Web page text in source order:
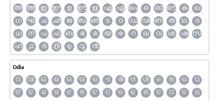
അ ആ ഇ ഈ ഉ ഊ ഋ എ ഏ ഐ ഒ ഓ ഔ ക
ഖ
ഗ
ഘ ച ഛ ജ ഝ ഞ ട ഠ ഡ ഢ ണ ത ഥ
ദ
ധ
ന പ ഫ ബ ഭ മ യ ര റ ല വ ശ ഷ
സ
ഹ
൧ ൪ ൫ ൭ ൮ ൯
Odia
ଅ ଆ ଇ ଈ ଉ ଊ ଋ ଏ ଐ ଓ ଔ କ ଖ ଗ
ଘ
ଙ
ଚ ଛ ଜ ଝ ଞ ଟ ଠ ଡ ଢ ଣ ତ ଥ ଦ
ଧ